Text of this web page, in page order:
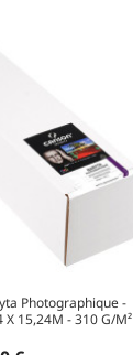
Photographique -
15,24M - 310 G/m²